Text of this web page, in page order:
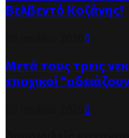
Βελβεντό Κοζάνης!
0
Μετά τους τρεις
εποχικοί
0